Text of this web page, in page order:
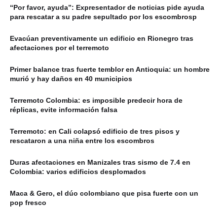
“Por favor, ayuda”: Expresentador de noticias pide ayuda
para rescatar a su padre sepultado por los escombrosp
Evacúan preventivamente un edificio en Rionegro tras
afectaciones por el terremoto
Primer balance tras fuerte temblor en Antioquia: un hombre
murió y hay daños en 40 municipios
Terremoto Colombia: es imposible predecir hora de
réplicas, evite información falsa
Terremoto: en Cali colapsó edificio de tres pisos y
rescataron a una niña entre los escombros
Duras afectaciones en Manizales tras sismo de 7.4 en
Colombia: varios edificios desplomados
Maca & Gero, el dúo colombiano que pisa fuerte con un
pop fresco